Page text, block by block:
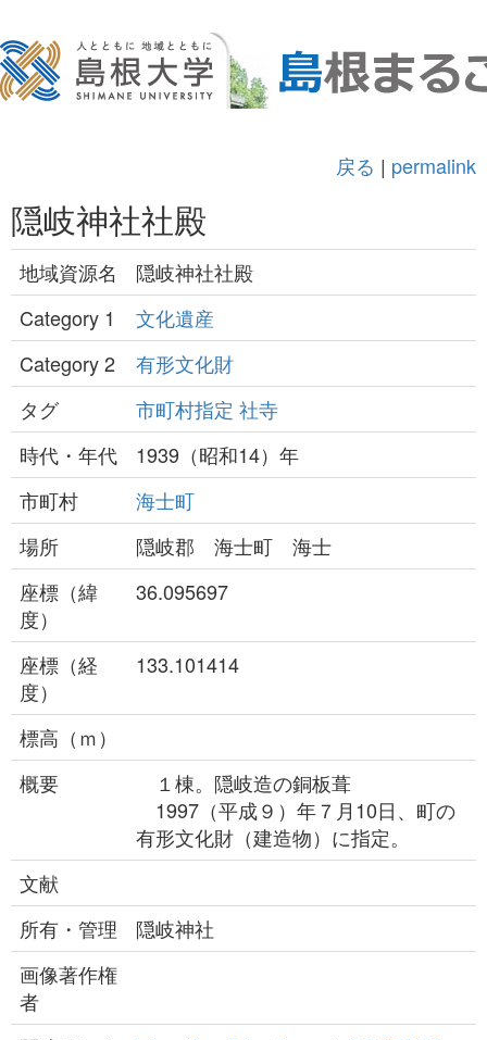
戻る | permalink
隠岐神社社殿
地域資源名
隠岐神社社殿
Category 1
文化遺産
Category 2
有形文化財
タグ
市町村指定 社寺
時代・年代
1939（昭和14）年
市町村
海士町
場所
隠岐郡 海士町 海士
座標（緯
度）
36.095697
座標（経
度）
133.101414
標高（ｍ）
概要
１棟。隠岐造の銅板葺
1997（平成９）年７月10日、町の
有形文化財（建造物）に指定。
文献
所有・管理
隠岐神社
画像著作権
者